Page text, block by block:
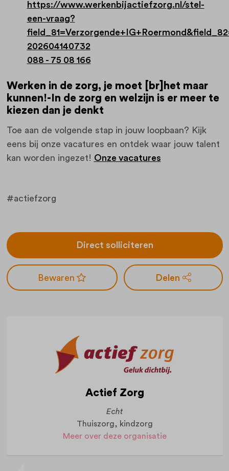
https://www.werkenbijactiefzorg.nl/stel-
een-vraag?
202604140732
088 - 75 08 166
Werken in de zorg, je moet [br]het maar
kunnen!-In de zorg en welzijn is er meer te
kiezen dan je denkt
Toe aan de volgende stap in jouw loopbaan? Kijk
eens bij onze vacatures en ontdek waar jouw talent
kan worden ingezet! Onze vacatures
#actiefzorg
Direct solliciteren
Delen
Actief Zorg
Echt
Thuiszorg, kindzorg
Meer over deze organisatie